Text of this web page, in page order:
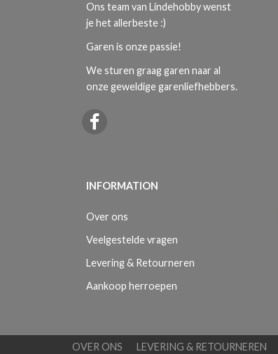
Ons team van Lindehobby wenst
je het allerbeste :)
Garen is onze passie!
We sturen graag garen naar al
onze geweldige garenliefhebbers.
INFORMATION
Over ons
Veelgestelde vragen
Levering & Retourneren
Aankoop herroepen
OVER ONS LEVERING & RETOURNEREN